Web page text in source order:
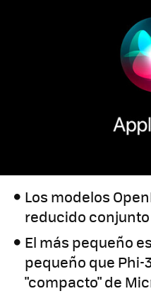
Los modelos
reducido
El más pequeño
pequeño que Phi-
"compacto" de